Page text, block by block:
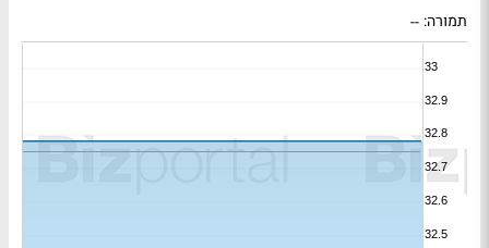
תמורה: --